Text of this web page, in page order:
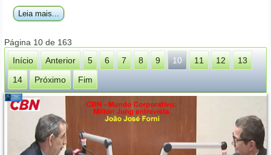
Leia mais...
Página 10 de 163
Início
Anterior 5 6 7 8 9 10 11 12
13
14
Próximo Fim